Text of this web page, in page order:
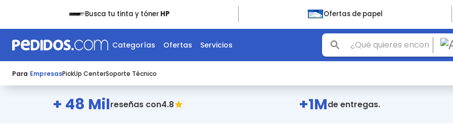
Busca tu tinta y tónerHP Ofertas de papel
Categorías Ofertas Servicios
Para EmpresasPickUp CenterSoporte Técnico
+ 48 Milreseñas con4.8 +1Mde entregas.